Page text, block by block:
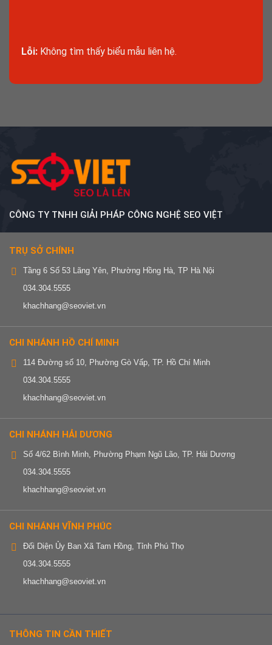
Lỗi: Không tìm thấy biểu mẫu liên hệ.
CÔNG TY TNHH GIẢI PHÁP CÔNG NGHỆ SEO VIỆT
TRỤ SỞ CHÍNH
Tầng 6 Số 53 Lãng Yên, Phường Hồng Hà, TP Hà Nội
034.304.5555
khachhang@seoviet.vn
CHI NHÁNH HỒ CHÍ MINH
114 Đường số 10, Phường Gò Vấp, TP. Hồ Chí Minh
034.304.5555
khachhang@seoviet.vn
CHI NHÁNH HẢI DƯƠNG
Số 4/62 Bình Minh, Phường Phạm Ngũ Lão, TP. Hải Dương
034.304.5555
khachhang@seoviet.vn
CHI NHÁNH VĨNH PHÚC
Đối Diện Ủy Ban Xã Tam Hồng, Tỉnh Phú Thọ
034.304.5555
khachhang@seoviet.vn
THÔNG TIN CẦN THIẾT